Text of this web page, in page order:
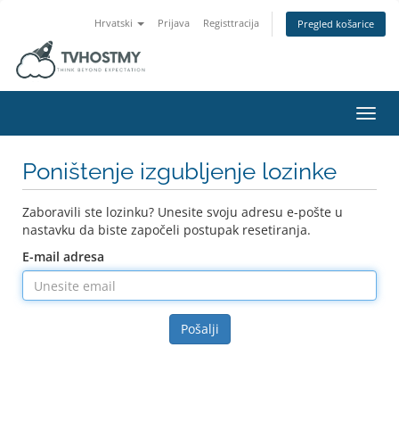
Hrvatski Prijava Registtracija Pregled košarice
Poništenje izgubljenje lozinke
Zaboravili ste lozinku? Unesite svoju adresu e-pošte u
nastavku da biste započeli postupak resetiranja.
E-mail adresa
Pošalji